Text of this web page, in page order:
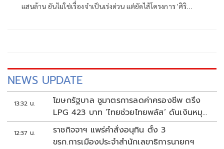
แสนล้าน ยันไม่ใช่เรื่องจำเป็นเร่งด่วน แต่ยัดไส้โครงการ 'ศิริ
NEWS UPDATE
13:32 น.
โฆษกรัฐบาล ชูมาตรการลดค่าครองชีพ ตรึง
LPG 423 บาท ‘ไทยช่วยไทยพลัส’ ดันเงินหมุน
แสนล้าน
12:37 น.
ราชกิจจาฯ แพร่คำสั่งอนุทิน ตั้ง 3
ขรก.การเมืองประจำสำนักเลขาธิการนายกฯ